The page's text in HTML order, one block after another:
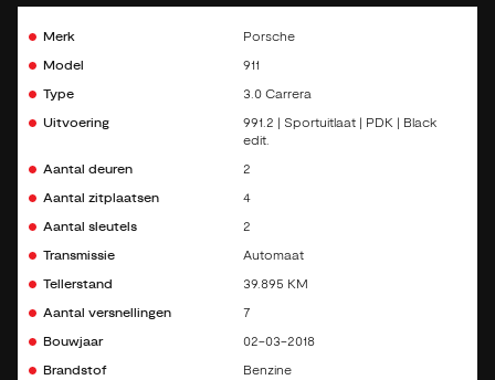
Merk Porsche
Model 911
Type 3.0 Carrera
Uitvoering
991.2 | Sportuitlaat | PDK | Black
edit.
Aantal deuren 2
Aantal zitplaatsen 4
Aantal sleutels 2
Transmissie Automaat
Tellerstand 39.895 KM
Aantal versnellingen 7
Bouwjaar 02-03-2018
Brandstof Benzine